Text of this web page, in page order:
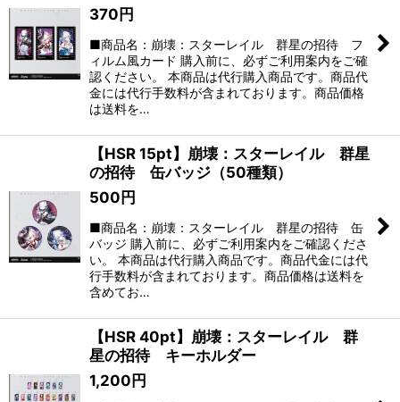
370 円
■商品名：崩壊：スターレイル 群星の招待 フ
ィルム風カード 購入前に、必ずご利用案内をご確
認ください。 本商品は代行購入商品です。商品代
金には代行手数料が含まれております。商品価格
は送料を…
【HSR 15pt】崩壊：スターレイル 群星
の招待 缶バッジ（50種類）
500 円
■商品名：崩壊：スターレイル 群星の招待 缶
バッジ 購入前に、必ずご利用案内をご確認くださ
い。 本商品は代行購入商品です。商品代金には代
行手数料が含まれております。商品価格は送料を
含めてお…
【HSR 40pt】崩壊：スターレイル 群
星の招待 キーホルダー
1,200 円